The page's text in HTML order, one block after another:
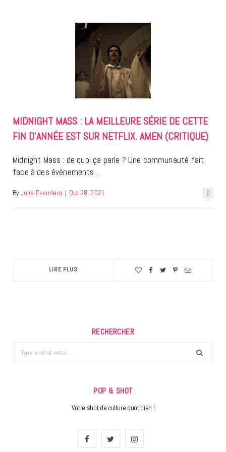
MIDNIGHT MASS : LA MEILLEURE SÉRIE DE CETTE
FIN D’ANNÉE EST SUR NETFLIX. AMEN (CRITIQUE)
Midnight Mass : de quoi ça parle ? Une communauté fait
face à des événements…
0
By Julia Escudero | Oct 28, 2021
LIRE PLUS
RECHERCHER
Search
for:
POP & SHOT
Votre shot de culture quotidien !
F
I